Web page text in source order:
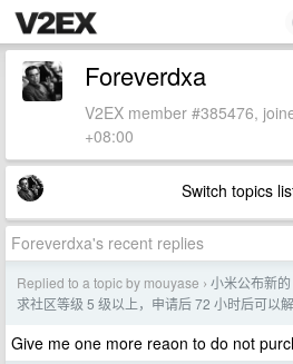
Foreverdxa
V2EX member #385476,
+08:00
Switch topics
Foreverdxa's recent replies
Replied to a topic by mouyase › 小米公布新
求社区等级 5 级以上，申请后 72 小时后可以解
Give me one more reaon to do not